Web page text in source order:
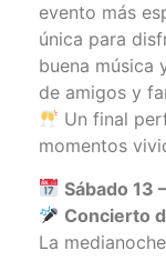
evento más
única para
buena música
de amigos y
Un final
momentos
Sábado 13
Concierto
La